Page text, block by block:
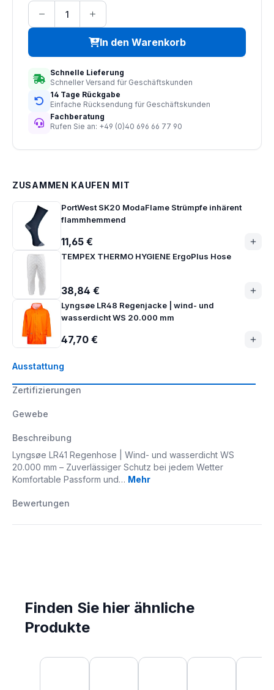
Ausstattung
Zertifizierungen
Gewebe
Beschreibung
Lyngsøe LR41 Regenhose | Wind- und wasserdicht WS
20.000 mm – Zuverlässiger Schutz bei jedem Wetter
Komfortable Passform und… Mehr
Bewertungen
In den Warenkorb
Schnelle Lieferung
Schneller Versand für Geschäftskunden
14 Tage Rückgabe
Einfache Rücksendung für Geschäftskunden
Fachberatung
Rufen Sie an: +49 (0)40 696 66 77 90
ZUSAMMEN KAUFEN MIT
PortWest SK20 ModaFlame Strümpfe inhärent
flammhemmend
11,65 €
TEMPEX THERMO HYGIENE ErgoPlus Hose
38,84 €
Lyngsøe LR48 Regenjacke | wind- und
wasserdicht WS 20.000 mm
47,70 €
Finden Sie hier ähnliche
Produkte
Produktgalerie überspringen